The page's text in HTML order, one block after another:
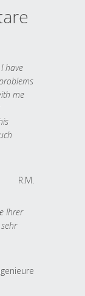
have
me
R.M.
Ihrer